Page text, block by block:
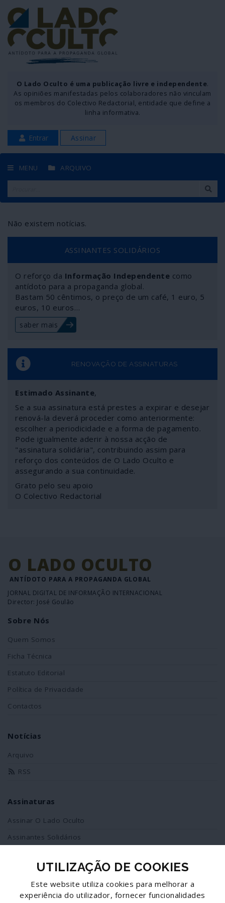
O Lado Oculto é uma publicação livre e independente.
As opiniões manifestadas pelos colaboradores não vinculam
os membros do Colectivo Redactorial, entidade que define a
linha informativa.
Entrar Assinar
MENU ARQUIVO
Não existem notícias.
ASSINANTES SOLIDÁRIOS
O reforço da Informação Independente como
antídoto para a propaganda global.
Bastam 50 cêntimos, o preço de um café, 1 euro, 5
euros, 10 euros…
saber mais
RENOVAÇÃO DE ASSINATURAS
Estimado Assinante,
Se a sua assinatura está prestes a expirar e desejar
renová-la deverá proceder como anteriormente:
escolher a periodicidade e a forma de pagamento.
Pode igualmente aderir à nossa acção de
"assinatura solidária", contribuindo assim para
reforço dos conteúdos de O Lado Oculto e
assegurando a sua continuidade.
Grato pelo seu apoio
O Colectivo Redactorial
O LADO OCULTO
ANTÍDOTO PARA A PROPAGANDA GLOBAL
JORNAL DIGITAL DE INFORMAÇÃO INTERNACIONAL
Director: José Goulão
Sobre Nós
Quem Somos
Ficha Técnica
Estatuto Editorial
Política de Privacidade
Contactos
Notícias
Arquivo
RSS
Assinaturas
Assinar O Lado Oculto
Assinantes Solidários
Redes Sociais
Siga-nos no facebook
UTILIZAÇÃO DE COOKIES
Este website utiliza cookies para melhorar a
experiência do utilizador, fornecer funcionalidades